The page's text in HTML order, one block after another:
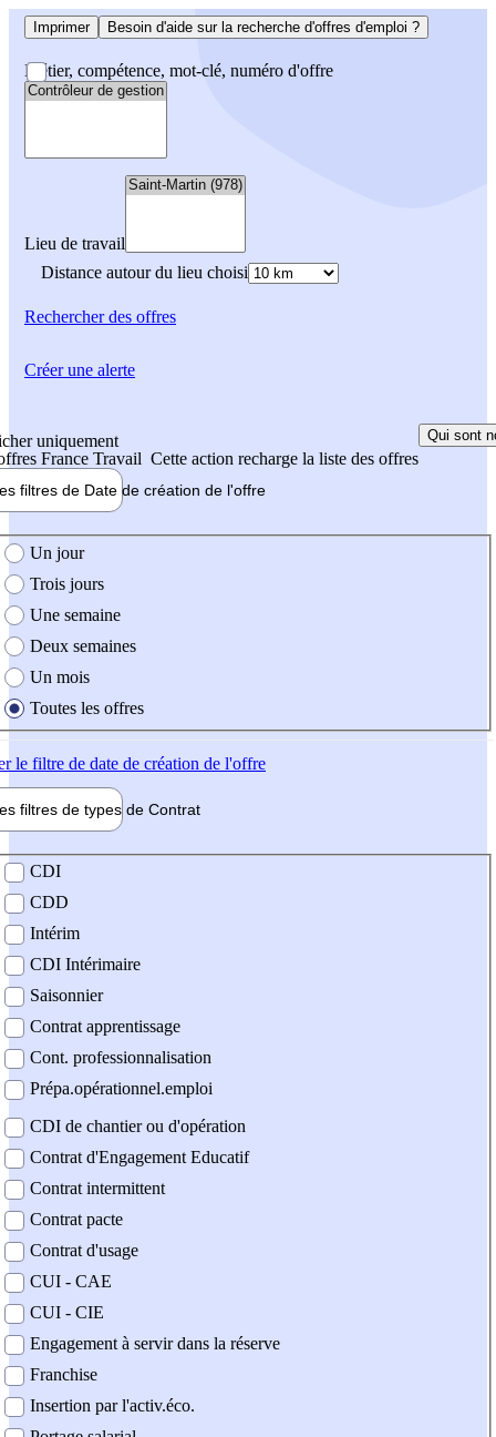
Imprimer Besoin d'aide sur la recherche d'offres d'emploi ?
Métier, compétence, mot-clé, numéro d'offre
Lieu de travail
Distance autour du lieu choisi
Rechercherdes offres
uniquement
France Travail Cette action recharge la liste des offres
Qui sont
filtres de Date de création de l'offre
création de l'offre
Un jour
Trois jours
Une semaine
Deux semaines
Un mois
Toutes les offres
le filtre de date de création de l'offre
filtres de types de Contrat
contrat
CDI
CDD
Intérim
CDI Intérimaire
Saisonnier
Contrat apprentissage
Cont. professionnalisation
Prépa.opérationnel.emploi
CDI de chantier ou d'opération
Contrat d'Engagement Educatif
Contrat intermittent
Contrat pacte
Contrat d'usage
CUI - CAE
CUI - CIE
Engagement à servir dans la réserve
Franchise
Insertion par l'activ.éco.
Créer une alerte